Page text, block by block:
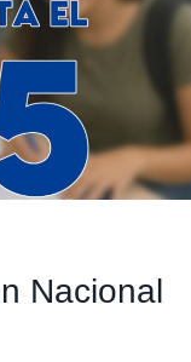
Nacional